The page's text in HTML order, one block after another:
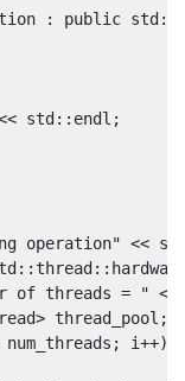
lock
: public std::
std:: endl ;
operation" <<
::thread::
of threads = " <<
> thread_pool ;
num_threads ; i++)